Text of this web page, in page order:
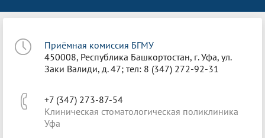
Приёмная комиссия БГМУ
450008, Республика Башкортостан, г. Уфа, ул.
Заки Валиди, д. 47; тел: 8 (347) 272-92-31
+7 (347) 273-87-54
Клиническая стоматологическая поликлиника
Уфа